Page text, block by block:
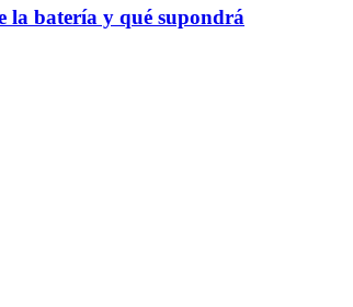
la batería y qué supondrá